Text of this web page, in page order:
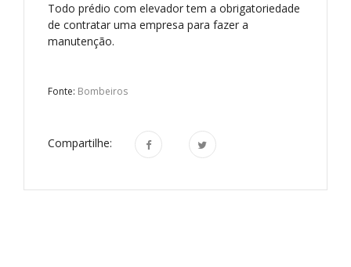
Todo prédio com elevador tem a obrigatoriedade
de contratar uma empresa para fazer a
manutenção.
Fonte: Bombeiros
Compartilhe: